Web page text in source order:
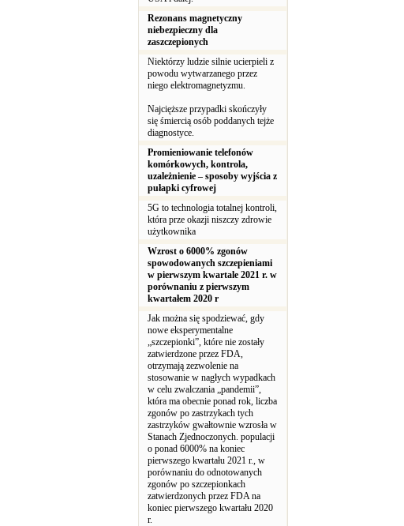
Rezonans magnetyczny
niebezpieczny dla
zaszczepionych
Niektórzy ludzie silnie ucierpieli z
powodu wytwarzanego przez
niego elektromagnetyzmu.
Najcięższe przypadki skończyły
się śmiercią osób poddanych tejże
diagnostyce.
Promieniowanie telefonów
komórkowych, kontrola,
uzależnienie – sposoby wyjścia z
pułapki cyfrowej
5G to technologia totalnej kontroli,
która prze okazji niszczy zdrowie
użytkownika
Wzrost o 6000% zgonów
spowodowanych szczepieniami
w pierwszym kwartale 2021 r. w
porównaniu z pierwszym
kwartałem 2020 r
Jak można się spodziewać, gdy
nowe eksperymentalne
„szczepionki”, które nie zostały
zatwierdzone przez FDA,
otrzymają zezwolenie na
stosowanie w nagłych wypadkach
w celu zwalczania „pandemii”,
która ma obecnie ponad rok, liczba
zgonów po zastrzykach tych
zastrzyków gwałtownie wzrosła w
Stanach Zjednoczonych. populacji
o ponad 6000% na koniec
pierwszego kwartału 2021 r., w
porównaniu do odnotowanych
zgonów po szczepionkach
zatwierdzonych przez FDA na
koniec pierwszego kwartału 2020
r.